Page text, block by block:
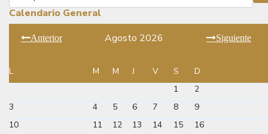
Calendario General
Anterior Agosto 2026 Siguiente
L M M J V S
D
1
2
3
4 5 6 7 8
9
10
11 12 13 14 15
16